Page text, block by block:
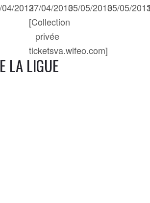
201327/04/2013
[Collection
privée
ticketsva.wifeo.com]
05/05/201305/05/
LA LIGUE